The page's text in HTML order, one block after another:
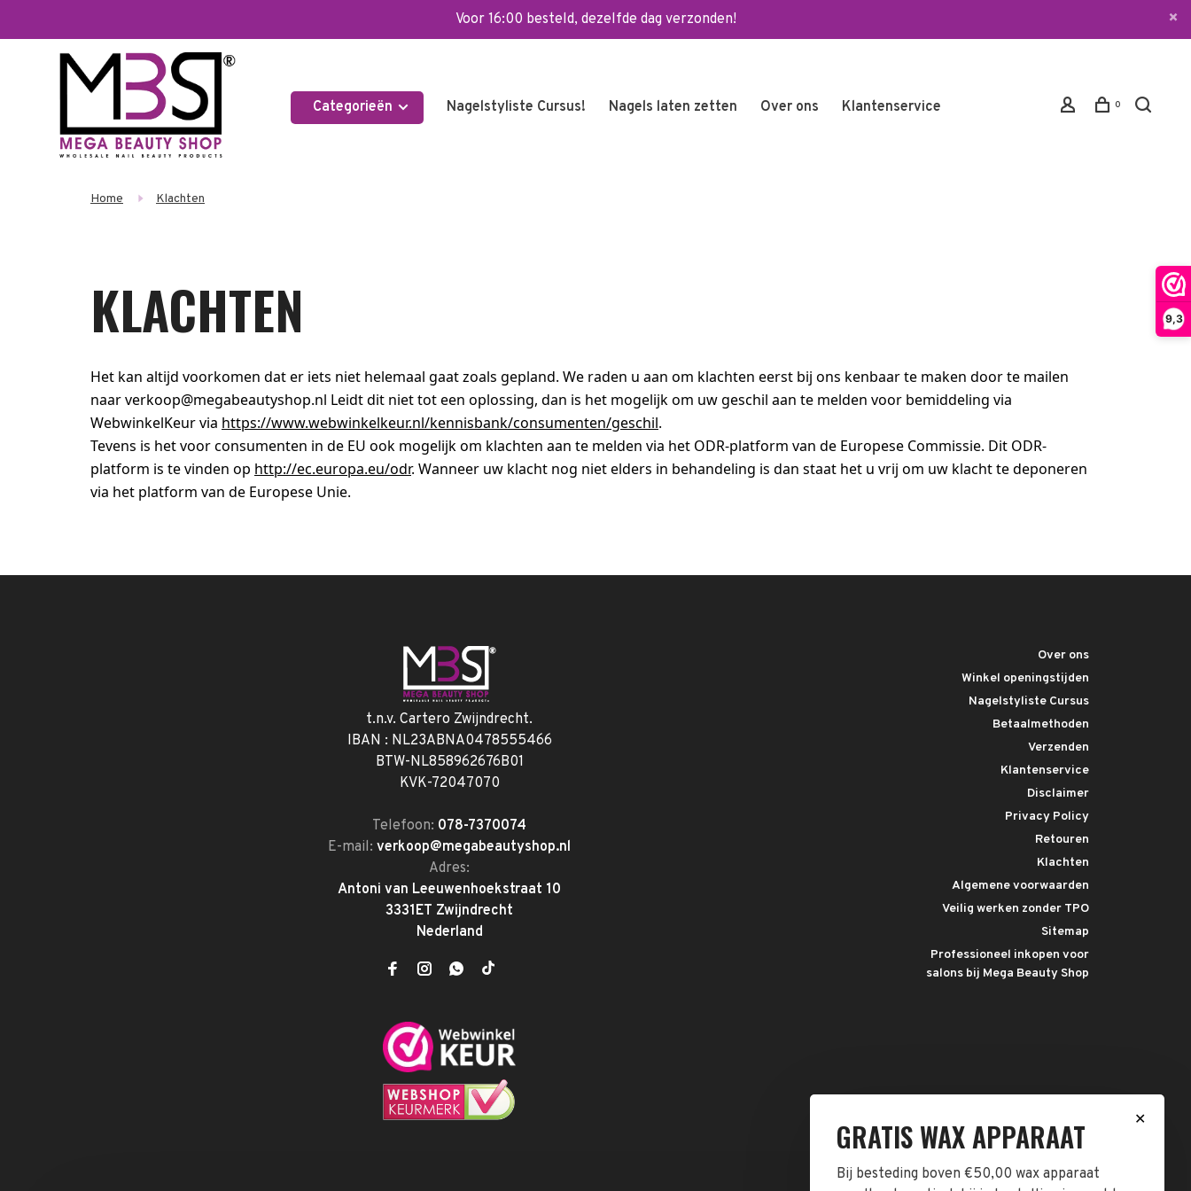
9,3
Voor 16:00 besteld, dezelfde dag verzonden!
Categorieën Nagelstyliste Cursus! Nagels laten zetten Over ons Klantenservice 0
Home Klachten
KLACHTEN
Het kan altijd voorkomen dat er iets niet helemaal gaat zoals gepland. We raden u aan om klachten eerst bij ons kenbaar te maken door te mailen
naarverkoop@megabeautyshop.nl Leidt dit niet tot een oplossing, dan is het mogelijk om uw geschil aan te melden voor bemiddeling via
WebwinkelKeur via https://www.webwinkelkeur.nl/kennisbank/consumenten/geschil.
Tevens is het voor consumenten in de EU ook mogelijk om klachten aan te melden via het ODR-platform van de Europese Commissie. Dit ODR-
platform is te vinden op http://ec.europa.eu/odr. Wanneer uw klacht nog niet elders in behandeling is dan staat het u vrij om uw klacht te deponeren
via het platform van de Europese Unie.
t.n.v. Cartero Zwijndrecht.
IBAN : NL23ABNA0478555466
BTW-NL858962676B01
KVK-72047070
Telefoon: 078-7370074
E-mail:verkoop@megabeautyshop.nl
Adres:
Antoni van Leeuwenhoekstraat 10
3331ET Zwijndrecht
Nederland
Over ons
Winkel openingstijden
Nagelstyliste Cursus
Betaalmethoden
Verzenden
Klantenservice
Disclaimer
Privacy Policy
Retouren
Klachten
Algemene voorwaarden
Veilig werken zonder TPO
Sitemap
Professioneel inkopen voor
salons bij Mega Beauty Shop
✕
GRATIS WAX APPARAAT
Bij besteding boven €50,00 wax apparaat